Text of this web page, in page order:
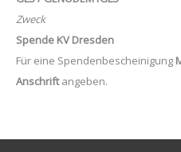
Zweck
Spende KV Dresden
Für eine Spendenbescheinigung
Anschriftangeben.